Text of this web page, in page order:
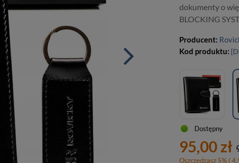
dokumenty o
BLOCKING
Producent:
Kod produktu:
Dostępny
95,00 zł
Oszczędzasz 5% (